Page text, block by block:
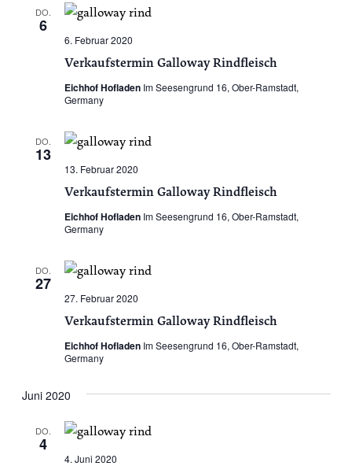
DO.
6
Verkaufstermin Galloway Rindfleisch
6. Februar 2020
Eichhof Hofladen Im Seesengrund 16, Ober-Ramstadt,
Germany
DO.
13
Verkaufstermin Galloway Rindfleisch
13. Februar 2020
Eichhof Hofladen Im Seesengrund 16, Ober-Ramstadt,
Germany
DO.
27
Verkaufstermin Galloway Rindfleisch
27. Februar 2020
Eichhof Hofladen Im Seesengrund 16, Ober-Ramstadt,
Germany
Juni 2020
DO.
4
4. Juni 2020